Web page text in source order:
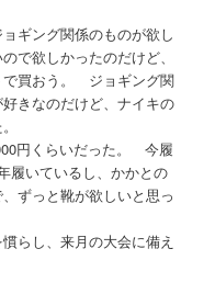
ギング関係のものが欲し
で欲しかったのだけど、
買おう。 ジョギング関
きなのだけど、ナイキの
円くらいだった。 今履
履いているし、かかとの
ずっと靴が欲しいと思っ
らし、来月の大会に備え